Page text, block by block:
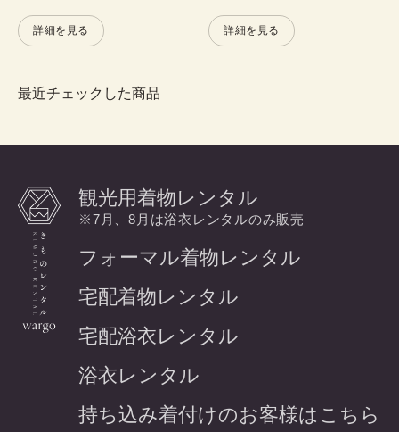
詳細を見る 詳細を見る
最近チェックした商品
観光用着物レンタル
※7月、8月は浴衣レンタルのみ販売
フォーマル着物レンタル
宅配着物レンタル
宅配浴衣レンタル
浴衣レンタル
持ち込み着付けのお客様はこちら